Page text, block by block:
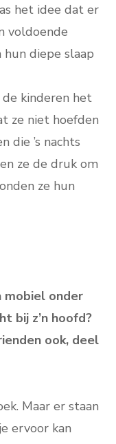
het idee dat er
voldoende
diepe slaap
kinderen het
ze niet hoefden
die ’s nachts
ze de druk om
ze hun
mobiel onder
bij z’n hoofd?
ook, deel
Maar er staan
ervoor kan